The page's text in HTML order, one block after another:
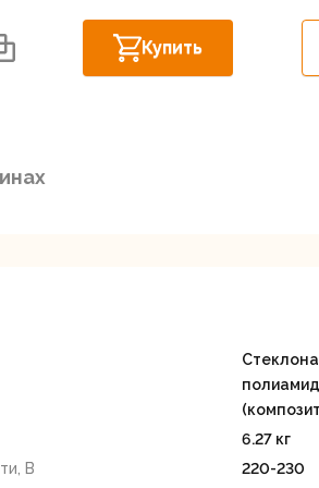
Купить
полиамид
6.27 кг
В
220-230
Забыли пароль?